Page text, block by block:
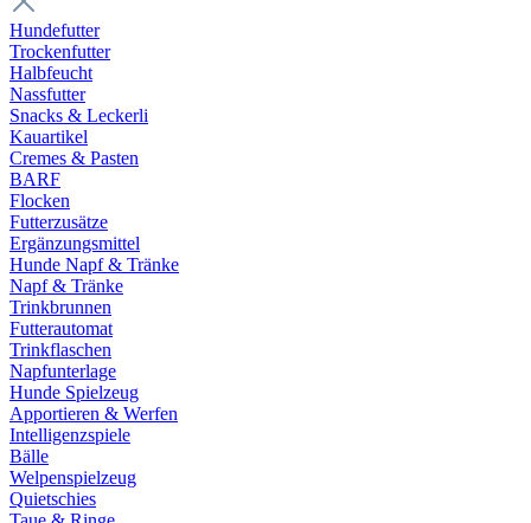
Hundefutter
Trockenfutter
Halbfeucht
Nassfutter
Snacks & Leckerli
Kauartikel
Cremes & Pasten
BARF
Flocken
Futterzusätze
Ergänzungsmittel
Hunde Napf & Tränke
Napf & Tränke
Trinkbrunnen
Futterautomat
Trinkflaschen
Napfunterlage
Hunde Spielzeug
Apportieren & Werfen
Intelligenzspiele
Bälle
Welpenspielzeug
Quietschies